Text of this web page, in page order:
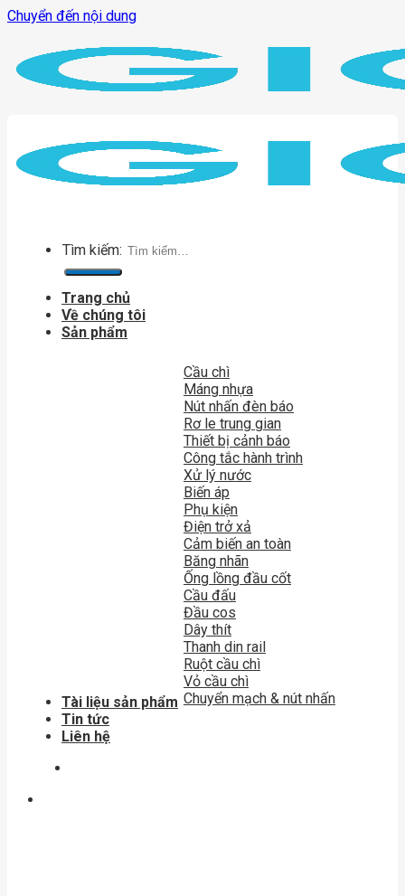
Chuyển đến nội dung
Tìm kiếm:
Trang chủ
Về chúng tôi
Sản phẩm
Cầu chì
Máng nhựa
Nút nhấn đèn báo
Rơ le trung gian
Thiết bị cảnh báo
Công tắc hành trình
Xử lý nước
Biến áp
Phụ kiện
Điện trở xả
Cảm biến an toàn
Băng nhãn
Ống lồng đầu cốt
Cầu đấu
Đầu cos
Dây thít
Thanh din rail
Ruột cầu chì
Vỏ cầu chì
Chuyển mạch & nút nhấn
Tài liệu sản phẩm
Tin tức
Liên hệ